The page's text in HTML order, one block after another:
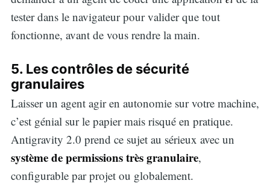
tester dans le navigateur pour valider que tout
fonctionne, avant de vous rendre la main.
5. Les contrôles de sécurité
granulaires
Laisser un agent agir en autonomie sur votre machine,
c’est génial sur le papier mais risqué en pratique.
Antigravity 2.0 prend ce sujet au sérieux avec un
système de permissions très granulaire,
configurable par projet ou globalement.
for: